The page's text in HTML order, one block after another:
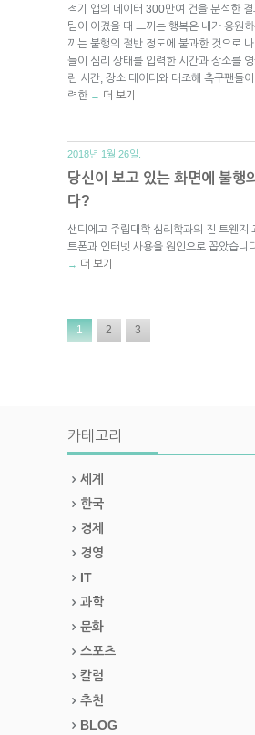
적기 앱의 데이터 300만여 건을 분석한
팀이 이겼을 때 느끼는 행복은 내가 응원
끼는 불행의 절반 정도에 불과한 것으로
들이 심리 상태를 입력한 시간과 장소를
린 시간, 장소 데이터와 대조해 축구팬들
력한 → 더 보기
2018년 1월 26일.
당신이 보고 있는 화면에 불행
다?
샌디에고 주립대학 심리학과의 진 트웬지
트폰과 인터넷 사용을 원인으로 꼽았습니
→ 더 보기
1 2 3
카테고리
세계
한국
경제
경영
IT
과학
문화
스포츠
칼럼
추천
BLOG